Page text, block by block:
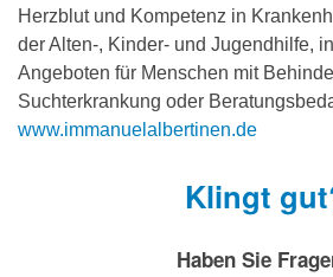
Herzblut und Kompetenz in
der Alten-, Kinder- und Jugendhilfe,
Angeboten für Menschen mit
Suchterkrankung oder
www.immanuelalbertinen.de
Klingt
Haben Sie